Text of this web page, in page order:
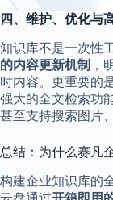
四、维护、优化与
知识库不是一次性
的内容更新机制 ，
时内容。更重要的
强大的全文检索功
甚至支持搜索图片
总结：为什么赛凡
构建企业知识库的